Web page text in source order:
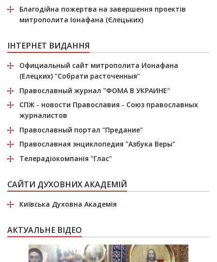
Благодійна пожертва на завершення проектів
митрополита Іонафана (Єлецьких)
ІНТЕРНЕТ ВИДАННЯ
Официальный сайт митрополита Ионафана
(Елецких) "Собрати расточенныя"
Православный журнал "ФОМА В УКРАИНЕ"
СПЖ - новости Православия - Союз православных
журналистов
Православный портал "Предание"
Православная энциклопедия "Азбука Веры"
Телерадіокомпанія "Глас"
САЙТИ ДУХОВНИХ АКАДЕМІЙ
Київська Духовна Академія
АКТУАЛЬНЕ ВІДЕО